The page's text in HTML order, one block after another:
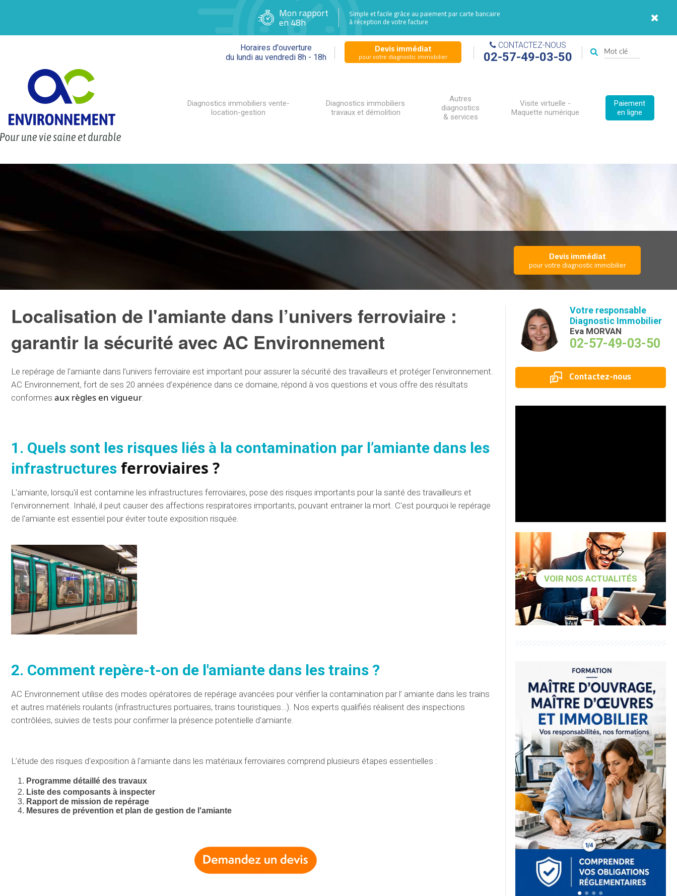
Mon rapport
en 48h
Simple et facile grâce au paiement par carte bancaire
à réception de votre facture
Horaires d'ouverture
du lundi au vendredi 8h - 18h
Devis immédiat
pour votre diagnostic immobilier
CONTACTEZ-NOUS
02-57-49-03-50
Diagnostics immobiliers vente-
location-gestion
Diagnostics immobiliers
travaux et démolition
Autres
diagnostics
& services
Visite virtuelle -
Maquette numérique
Paiement
en ligne
Devis immédiat
pour votre diagnostic immobilier
Localisation de l'amiante dans l’univers ferroviaire :
garantir la sécurité avec AC Environnement
Le repérage de l'amiante dans l’univers ferroviaire est important pour assurerla sécurité des travailleurs et protéger l'environnement.
AC Environnement, fort de ses 20 années d’expérience dans ce domaine, répond à vos questions et vous offre des résultats
conformes aux règles en vigueur.
1. Quels sont les risques liés à la contamination par l’amiante dans les
infrastructures ferroviaires ?
L'amiante, lorsqu'il est contamine les infrastructures ferroviaires, pose des risques importants pour la santé des travailleurs et
l'environnement. Inhalé, il peut causer des affections respiratoires importants, pouvant entrainer la mort. C'est pourquoi le repérage
de l'amiante est essentiel pour éviter toute exposition risquée.
2. Comment repère-t-on de l'amiante dans les trains ?
AC Environnement utilise des modes opératoires de repérage avancées pourvérifier la contamination par l’ amiante dans les trains
et autres matériels roulants (infrastructures portuaires, trains touristiques…). Nos experts qualifiés réalisent des inspections
contrôlées, suivies de tests pour confirmerla présence potentielle d'amiante.
L’étude des risques d'exposition à l'amiante dans les matériaux ferroviaires comprend plusieurs étapes essentielles :
Programme détaillé des travaux
Liste des composants à inspecter
Rapport de mission de repérage
Mesures de prévention et plan de gestion de l'amiante
Votre responsable
Diagnostic Immobilier
Eva MORVAN
02-57-49-03-50
Contactez-nous
VOIR NOS ACTUALITÉS